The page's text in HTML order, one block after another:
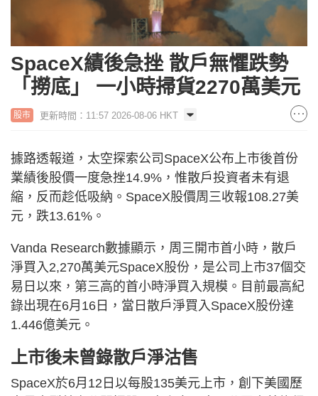
SpaceX績後急挫 散戶無懼跌勢
「撈底」 一小時掃貨2270萬美元
股市 更新時間：11:57 2026-08-06 HKT
據路透報道，太空探索公司SpaceX公布上市後首份
業績後股價一度急挫14.9%，惟散戶投資者未有退
縮，反而趁低吸納。SpaceX股價周三收報108.27美
元，跌13.61%。
Vanda Research數據顯示，周三開市首小時，散戶
淨買入2,270萬美元SpaceX股份，是公司上市37個交
易日以來，第三高的首小時淨買入規模。目前最高紀
錄出現在6月16日，當日散戶淨買入SpaceX股份達
1.446億美元。
上市後未曾錄散戶淨沽售
SpaceX於6月12日以每股135美元上市，創下美國歷